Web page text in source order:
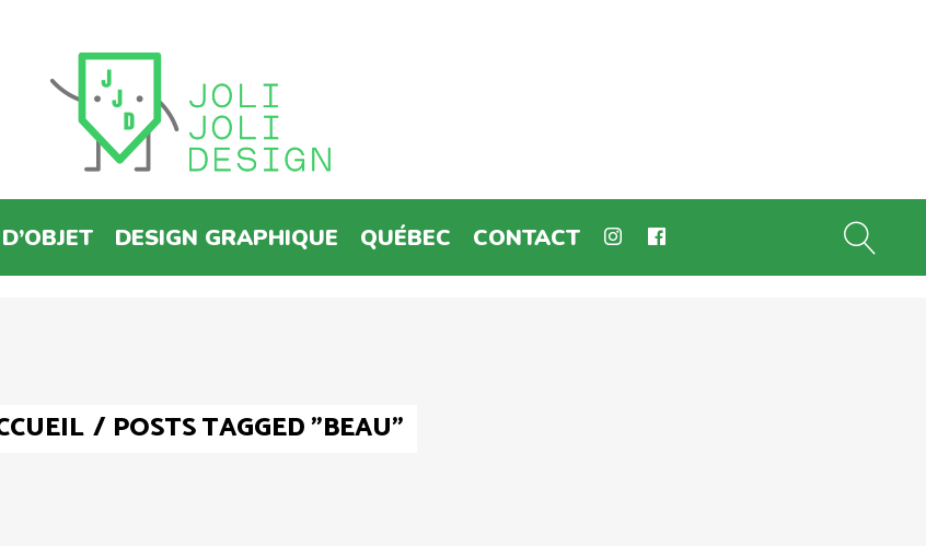
DESIGN GRAPHIQUE QUÉBEC CONTACT
/ POSTS TAGGED "BEAU"